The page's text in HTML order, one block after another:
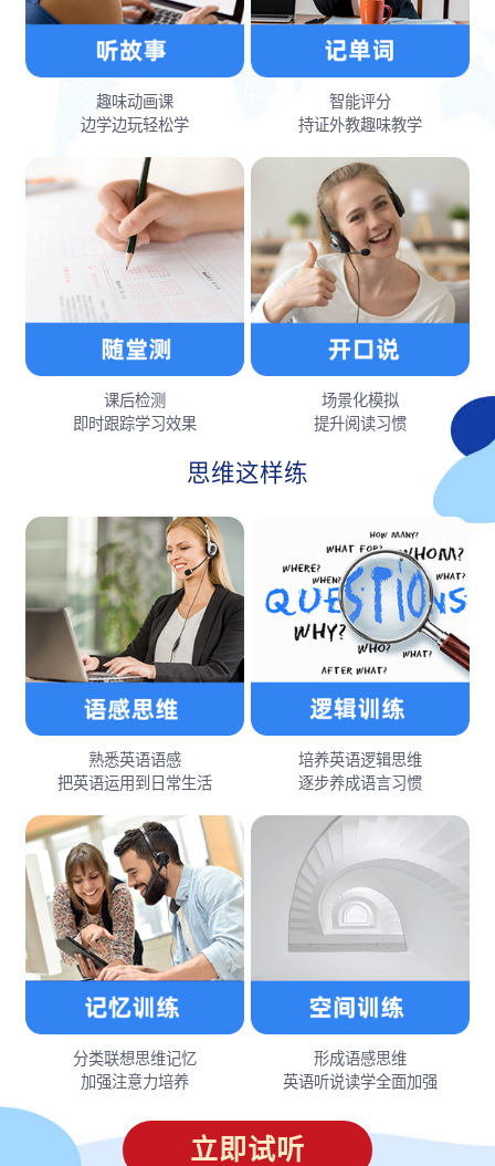
趣味动画课
边学边玩轻松学
智能评分
持证外教趣味教学
课后检测
即时跟踪学习效果
场景化模拟
提升阅读习惯
思维这样练
熟悉英语语感
把英语运用到日常生活
培养英语逻辑思维
逐步养成语言习惯
分类联想思维记忆
加强注意力培养
形成语感思维
英语听说读学全面加强
立即试听